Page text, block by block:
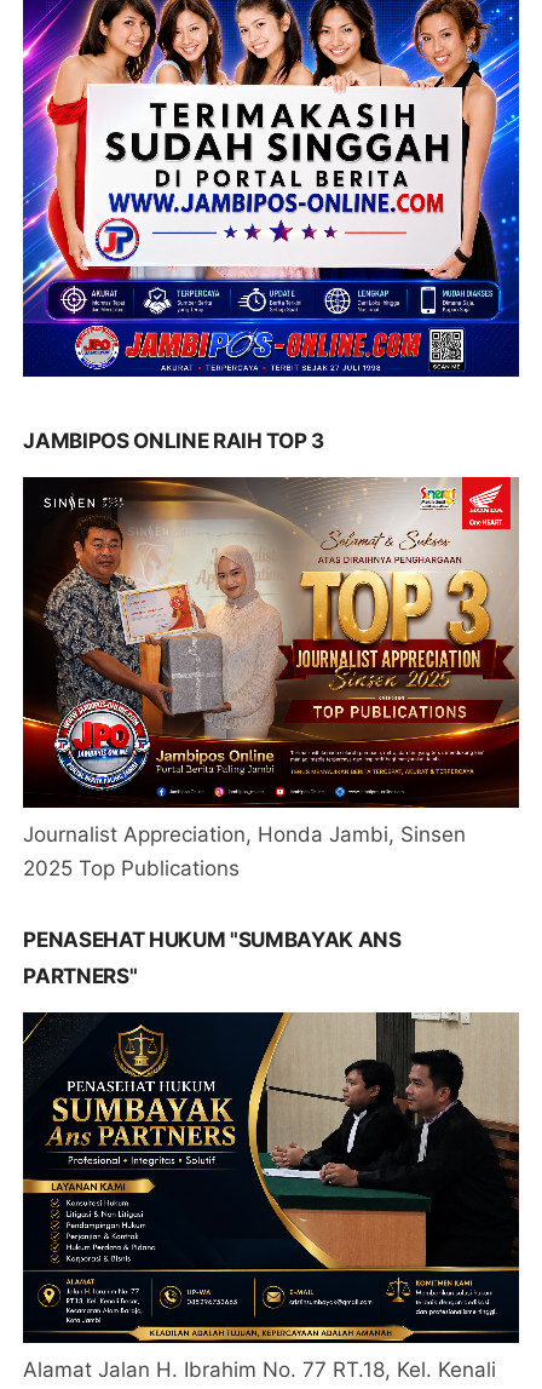
JAMBIPOS ONLINE RAIH TOP 3
Journalist Appreciation, Honda Jambi, Sinsen
2025 Top Publications
PENASEHAT HUKUM "SUMBAYAK ANS
PARTNERS"
Alamat Jalan H. Ibrahim No. 77 RT.18, Kel. Kenali